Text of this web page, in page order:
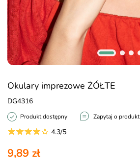
Okulary imprezowe ŻÓŁTE
DG4316
Produkt dostępny Zapytaj o produkt
4.3/5
9,89 zł